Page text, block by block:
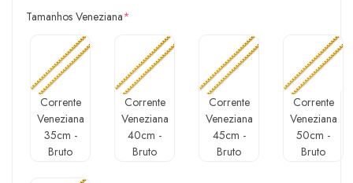
Tamanhos Veneziana*
Corrente
Veneziana
35cm -
Bruto
Corrente
Veneziana
40cm -
Bruto
Corrente
Veneziana
45cm -
Bruto
Corrente
Veneziana
50cm -
Bruto